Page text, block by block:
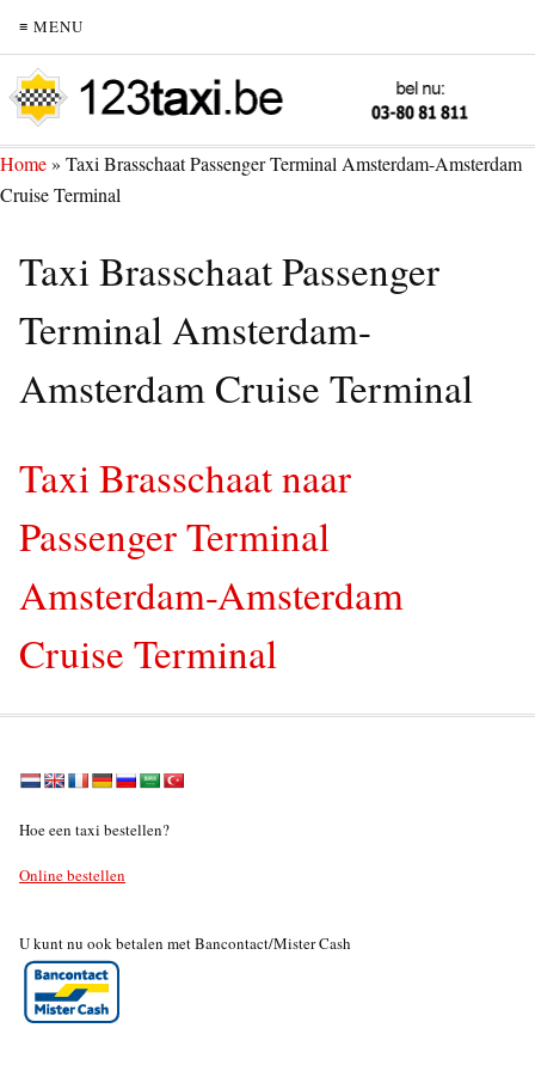
≡ MENU
Home» Taxi Brasschaat Passenger Terminal Amsterdam-Amsterdam
Cruise Terminal
Taxi Brasschaat Passenger
Terminal Amsterdam-
Amsterdam Cruise Terminal
Taxi Brasschaat naar
Passenger Terminal
Amsterdam-Amsterdam
Cruise Terminal
Hoe een taxi bestellen?
Online bestellen
U kunt nu ook betalen met Bancontact/Mister Cash